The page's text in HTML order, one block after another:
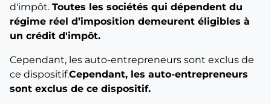
d'impôt. Toutes les sociétés qui dépendent du
régime réel d’imposition demeurent éligibles à
un crédit d'impôt.
Cependant, les auto-entrepreneurs sont exclus de
ce dispositif.Cependant, les auto-entrepreneurs
sont exclus de ce dispositif.